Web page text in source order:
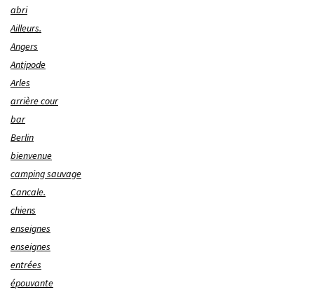
abri
Ailleurs.
Angers
Antipode
Arles
arrière cour
bar
Berlin
bienvenue
camping sauvage
Cancale.
chiens
enseignes
enseignes
entrées
épouvante